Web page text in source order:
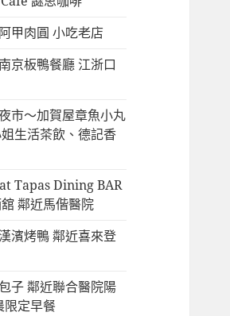
甲肉圓 小吃老店
京板鴨餐廳 江浙口
市～加賀屋章魚小丸
生活茶飲、德記香
Tapas Dining BAR
鄰近馬偕醫院
濱烤鴨 鄰近喜來登
子 鄰近聯合醫院陽
限定早餐